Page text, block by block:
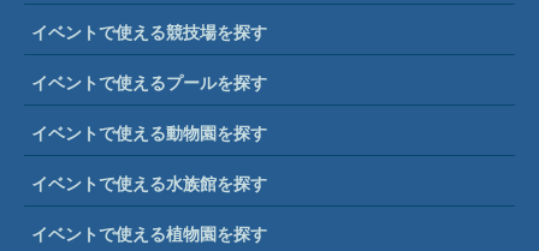
イベントで使える競技場を探す
イベントで使えるプールを探す
イベントで使える動物園を探す
イベントで使える水族館を探す
イベントで使える植物園を探す